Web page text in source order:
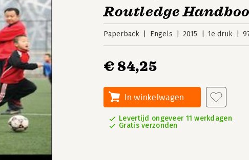
Routledge
Paperback Engels 2015 1e druk
€ 84,25
In winkelwagen
Levertijd ongeveer 11 werkdagen
Gratis verzonden